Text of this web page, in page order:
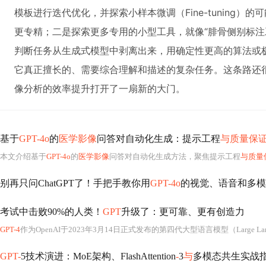
模板进行迭代优化，并探索小样本微调（Fine-tuning）的
更专精；二是探索更多专用的小型工具，就像“腓骨侧别标
判断任务从生成式模型中剥离出来，用确定性更高的算法
它真正擅长的、需要综合理解和描述的复杂任务。这条路
像分析的效率提升打开了一扇新的大门。
基于GPT-4o的医学影像问答对自动化生成：提示工程与质量保
本文介绍基于GPT-4o的医学影像问答对自动化生成方法，聚焦提示工程与质量
别再只问ChatGPT了！手把手教你用GPT-4o的视觉、语音和多
考试中击败90%的人类！ GPT升级了：更可靠、更有创造力
GPT-4作为OpenAI于2023年3月14日正式发布的第四代大型语言模型（Large Language Model, LLM
GPT-5技术演进：MoE架构、FlashAttention-3与多模态共生实战